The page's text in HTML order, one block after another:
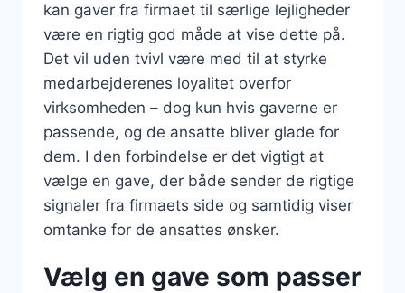
kan gaver fra firmaet til særlige lejligheder
være en rigtig god måde at vise dette på.
Det vil uden tvivl være med til at styrke
medarbejderenes loyalitet overfor
virksomheden – dog kun hvis gaverne er
passende, og de ansatte bliver glade for
dem. I den forbindelse er det vigtigt at
vælge en gave, der både sender de rigtige
signaler fra firmaets side og samtidig viser
omtanke for de ansattes ønsker.
Vælg en gave som passer